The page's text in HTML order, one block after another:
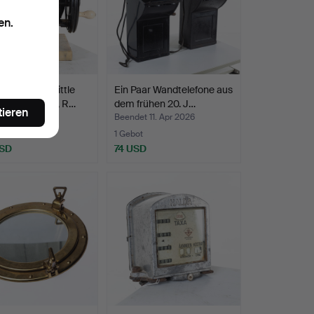
"Little
Nr. 80092, R…
6. Mai 2026
Ein Paar Wandtelefone aus
dem frühen 20. J…
Beendet 11. Apr 2026
1 Gebot
74 USD